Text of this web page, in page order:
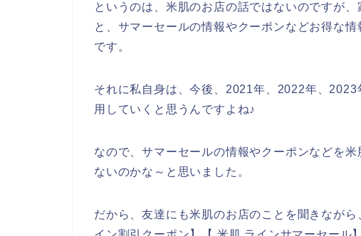
というのは、米肌のお店の話ではないのですが
と、サマーセールの情報やクーポンなどお得な
です。
それに私自身は、今後、2021年、2022年、
用していくと思うんですよね♪
なので、サマーセールの情報やクーポンなどを
ないのかな～と思いました。
だから、友達にも米肌のお店のことを聞きなが